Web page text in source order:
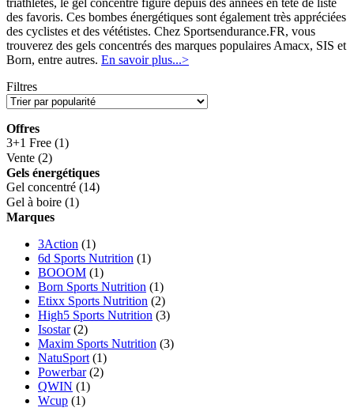
des favoris. Ces bombes énergétiques sont également très appréciées
des cyclistes et des vététistes. Chez Sportsendurance.FR, vous
trouverez des gels concentrés des marques populaires Amacx, SIS et
Born, entre autres. En savoir plus...>
Filtres
Offres
3+1 Free (1)
Vente (2)
Gels énergétiques
Gel concentré (14)
Gel à boire (1)
Marques
3Action (1)
6d Sports Nutrition (1)
BOOOM (1)
Born Sports Nutrition (1)
Etixx Sports Nutrition (2)
High5 Sports Nutrition (3)
Isostar (2)
Maxim Sports Nutrition (3)
NatuSport (1)
Powerbar (2)
QWIN (1)
Wcup (1)